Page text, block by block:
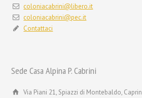
coloniacabrini@libero.it
coloniacabrini@pec.it
Contattaci
Sede Casa Alpina P. Cabrini
Via Piani 21, Spiazzi di Montebaldo,